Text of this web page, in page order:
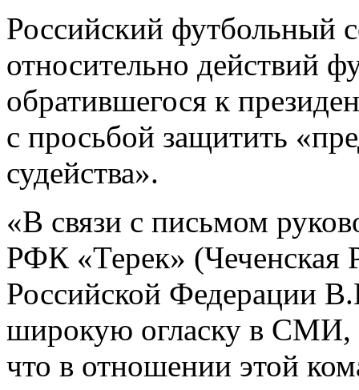
Российский футбольный
относительно действий
обратившегося к
с просьбой защитить
судейства».
«В связи с письмом
РФК «Терек» (Чеченская
Российской Федерации
широкую огласку в СМИ,
что в отношении этой